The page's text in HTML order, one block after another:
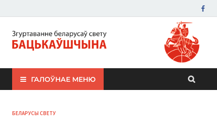
ЗБС "Бацькаўшчына"
ГАЛОЎНАЕ МЕНЮ
БЕЛАРУСЫ СВЕТУ